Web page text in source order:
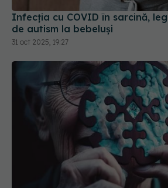
Infecția cu COVID în sarcină,
de autism la bebeluși
31 oct 2025, 19:27